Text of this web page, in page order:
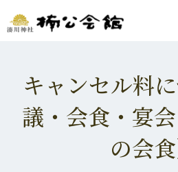
キャンセル料
議・会食・宴
の会食